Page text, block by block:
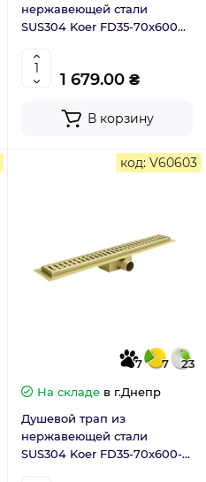
нержавеющей стали
SUS304 Koer FD35-70x600
1 679.00 ₴
В корзину
код: V60603
7 7
23
На складе в г.Днепр
Душевой трап из
нержавеющей стали
SUS304 Koer FD35-70x600-